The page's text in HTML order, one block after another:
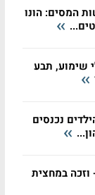
המסים: הונו
שנה בלי שימוע, תבע
נכנסים
דולר - וזכה במחצית